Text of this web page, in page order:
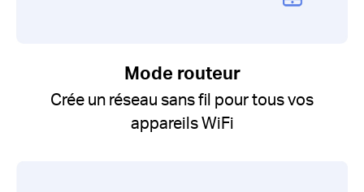
Mode routeur
Crée un réseau sans fil pour tous vos
appareils WiFi